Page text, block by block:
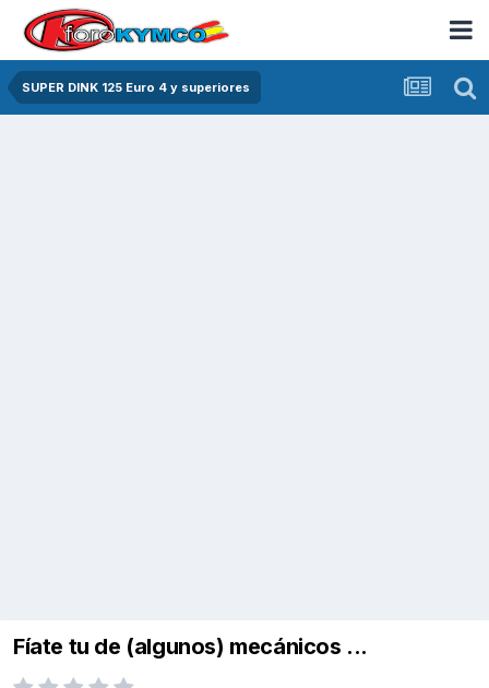
SUPER DINK 125 Euro 4 y superiores
Fíate tu de (algunos) mecánicos ...